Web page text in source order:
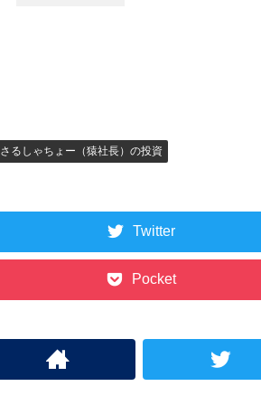
さるしゃちょー（猿社長）の投資
Twitter
Pocket